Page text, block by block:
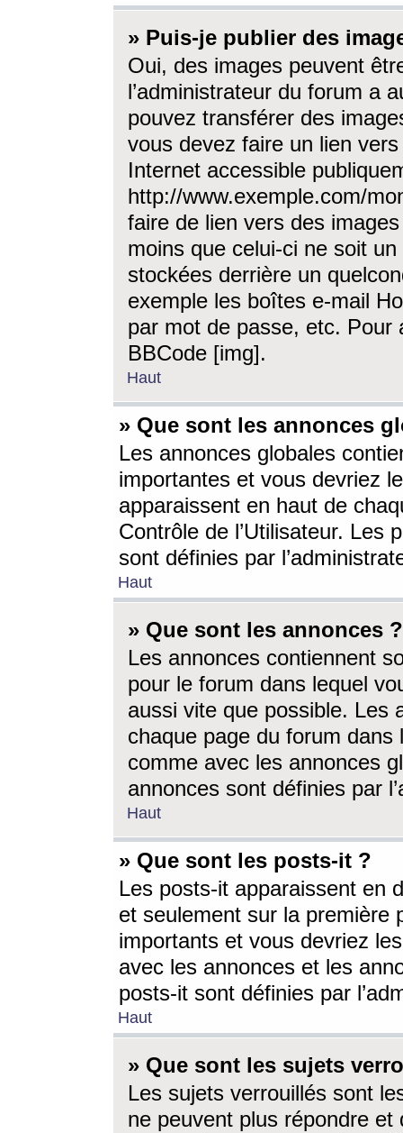
» Puis-je publier des
Oui, des images peuvent
l’administrateur du forum a
pouvez transférer des
vous devez faire un lien
Internet accessible
http://www.exemple.com/
faire de lien vers des
moins que celui-ci ne soit
stockées derrière un
exemple les boîtes e-mail
par mot de passe, etc. Pour
BBCode [img].
Haut
» Que sont les annonces
Les annonces globales
importantes et vous devriez
apparaissent en haut de
Contrôle de l’Utilisateur. Les
sont définies par
Haut
» Que sont les annonces ?
Les annonces contiennent
pour le forum dans lequel
aussi vite que possible. Les
chaque page du forum dans
comme avec les annonces
annonces sont définies par
Haut
» Que sont les posts-it ?
Les posts-it apparaissent en
et seulement sur la première
importants et vous devriez
avec les annonces et les
posts-it sont définies par
Haut
» Que sont les sujets
Les sujets verrouillés sont
ne peuvent plus répondre